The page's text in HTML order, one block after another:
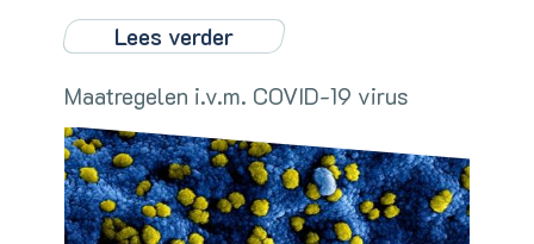
Lees verder
Maatregelen i.v.m. COVID-19 virus